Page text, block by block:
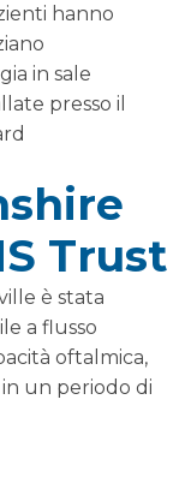
hanno
in sale
presso il
Trust
è stata
a flusso
oftalmica,
un periodo di